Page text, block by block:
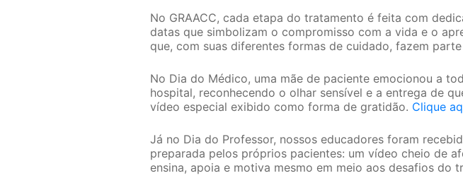
No GRAACC, cada etapa do tratamento é feita com
datas que simbolizam o compromisso com a vida e o
que, com suas diferentes formas de cuidado, fazem
No Dia do Médico, uma mãe de paciente emocionou a
hospital, reconhecendo o olhar sensível e a entrega de
vídeo especial exibido como forma de gratidão. Clique
Já no Dia do Professor, nossos educadores foram
preparada pelos próprios pacientes: um vídeo cheio de
ensina, apoia e motiva mesmo em meio aos desafios do